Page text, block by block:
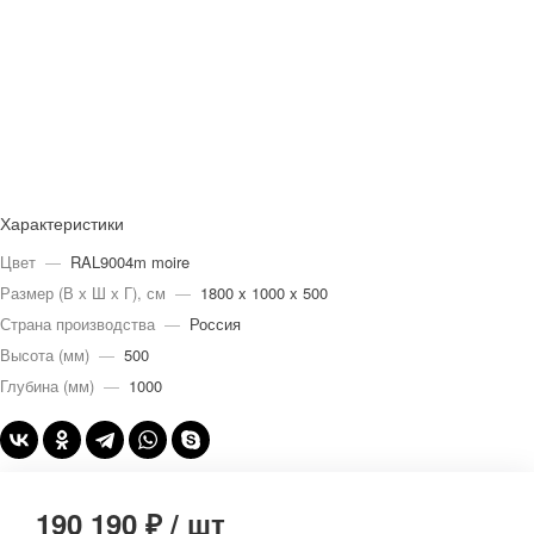
Характеристики
Цвет — RAL9004m moire
Размер (В х Ш х Г), см — 1800 x 1000 x 500
Страна производства — Россия
Высота (мм) — 500
Глубина (мм) — 1000
190 190 ₽ / шт